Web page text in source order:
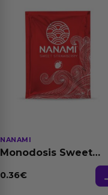
NANAMI
Monodosis Sweet
Base Agua 4 ml
0.36€